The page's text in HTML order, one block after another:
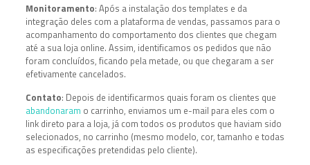
Monitoramento: Após a instalação dos templates e da
integração deles com a plataforma de vendas, passamos para o
acompanhamento do comportamento dos clientes que chegam
até a sua loja online. Assim, identificamos os pedidos que não
foram concluídos, ficando pela metade, ou que chegaram a ser
efetivamente cancelados.
Contato: Depois de identificarmos quais foram os clientes que
abandonaram o carrinho, enviamos um e-mail para eles com o
link direto para a loja, já com todos os produtos que haviam sido
selecionados, no carrinho (mesmo modelo, cor, tamanho e todas
as especificações pretendidas pelo cliente).